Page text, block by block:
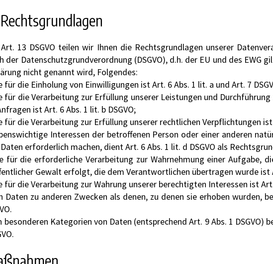
13 DSGVO teilen wir Ihnen die Rechtsgrundlagen unserer
der Datenschutzgrundverordnung (DSGVO), d.h. der EU und des EWG
nicht genannt wird, Folgendes:
für die Einholung von Einwilligungen ist Art. 6 Abs. 1 lit. a und Art. 7
für die Verarbeitung zur Erfüllung unserer Leistungen und
ist Art. 6 Abs. 1 lit. b DSGVO;
für die Verarbeitung zur Erfüllung unserer rechtlichen Verpflichtungen ist
Interessen der betroffenen Person oder einer anderen
erforderlich machen, dient Art. 6 Abs. 1 lit. d DSGVO als
für die erforderliche Verarbeitung zur Wahrnehmung einer Aufgabe,
Gewalt erfolgt, die dem Verantwortlichen übertragen wurde ist
für die Verarbeitung zur Wahrung unserer berechtigten Interessen ist
Daten zu anderen Zwecken als denen, zu denen sie erhoben wurden,
besonderen Kategorien von Daten (entsprechend Art. 9 Abs. 1 DSGVO)